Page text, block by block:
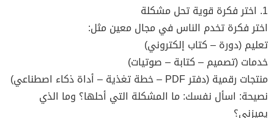
1. اختر فكرة قوية تحل مشكلة
اختر فكرة تخدم الناس في مجال معين مثل:
تعليم (دورة – كتاب إلكتروني)
خدمات (تصميم – كتابة – صوتيات)
منتجات رقمية (دفتر PDF – خطة تغذية – أداة ذكاء اصطناعي)
نصيحة: اسأل نفسك: ما المشكلة التي أحلها؟ وما الذي
يميزني؟